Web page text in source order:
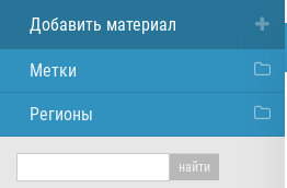
Добавить материал
Метки
Регионы